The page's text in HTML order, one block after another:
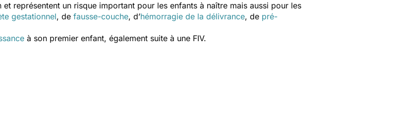
représentent un risque important pour les enfants à naître mais aussi pour les
gestationnel, de fausse-couche, d’hémorragie de la délivrance, de pré-
à son premier enfant, également suite à une FIV.